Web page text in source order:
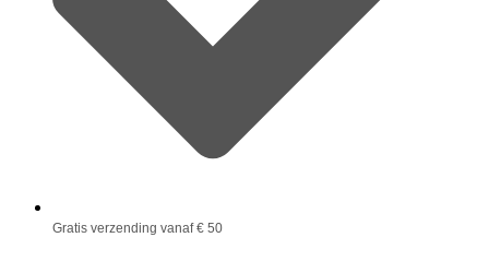
Gratis verzending vanaf € 50